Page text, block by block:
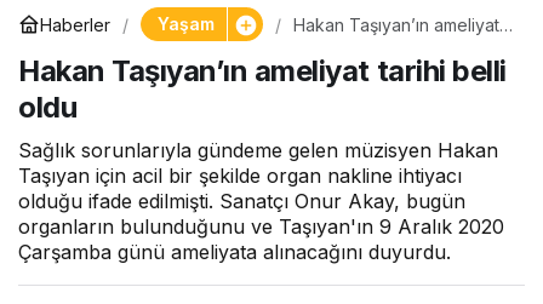
Haberler Yaşam
Hakan Taşıyan’ın ameliyat
Hakan Taşıyan’ın ameliyat tarihi belli
oldu
Sağlık sorunlarıyla gündeme gelen müzisyen Hakan
Taşıyan için acil bir şekilde organ nakline ihtiyacı
olduğu ifade edilmişti. Sanatçı Onur Akay, bugün
organların bulunduğunu ve Taşıyan'ın 9 Aralık 2020
Çarşamba günü ameliyata alınacağını duyurdu.